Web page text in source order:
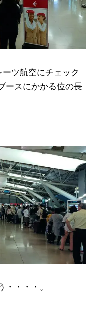
ツ航空にチェック
ースにかかる位の長
・・・・。